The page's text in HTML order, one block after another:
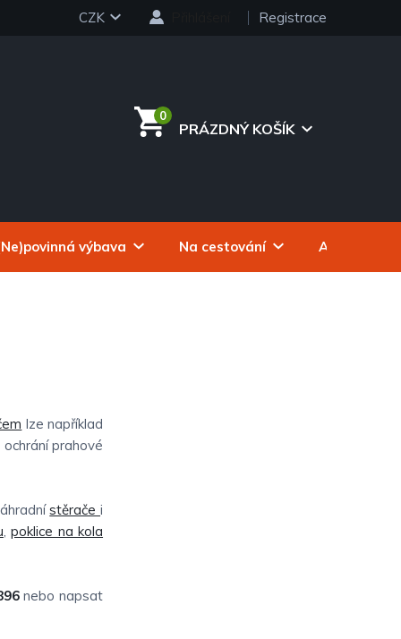
CZK Registrace
PRÁZDNÝ KOŠÍK
výbava Na cestování
lze například
prahové
stěračei
,poklice na kola
nebo napsat